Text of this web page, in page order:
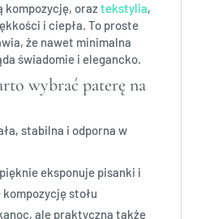
kompozycję, oraztekstylia,
i ciepła. To proste
że nawet minimalna
świadomie i elegancko.
wybrać paterę na
stabilna i odporna w
eksponuje pisanki i
stołu
ale praktyczna także